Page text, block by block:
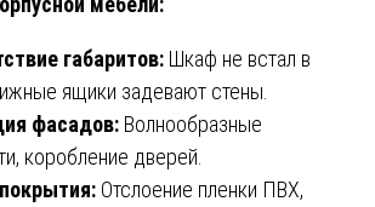
габаритов: Шкаф не встал в
ящики задевают стены.
фасадов: Волнообразные
коробление дверей.
Отслоение пленки ПВХ,